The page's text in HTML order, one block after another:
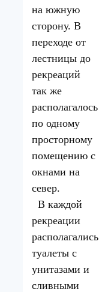
на южную
сторону. В
переходе от
лестницы до
рекреаций
так же
располагалось
по одному
просторному
помещению с
окнами на
север.
В каждой
рекреации
располагались
туалеты с
унитазами и
сливными